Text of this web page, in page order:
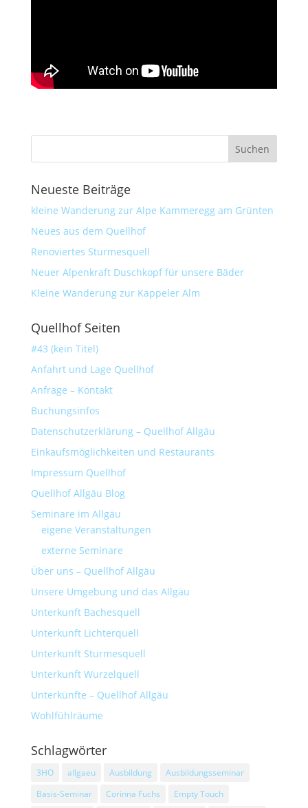
Neueste Beiträge
kleine Wanderung zur Alpe Kammeregg am Grünten
Neues aus dem Quellhof
Renoviertes Sturmesquell
Neuer Alpenkraft Duschkopf für unsere Bäder
Kleine Wanderung zur Kappeler Alm
Quellhof Seiten
#43 (kein Titel)
Anfahrt und Lage Quellhof
Anfrage – Kontakt
Buchungsinfos
Datenschutzerklärung – Quellhof Allgäu
Einkaufsmöglichkeiten und Restaurants
Impressum Quellhof
Quellhof Allgäu Blog
Seminare im Allgäu
eigene Veranstaltungen
externe Seminare
Über uns – Quellhof Allgäu
Unsere Umgebung und das Allgäu
Unterkunft Bachesquell
Unterkunft Lichterquell
Unterkunft Sturmesquell
Unterkunft Wurzelquell
Unterkünfte – Quellhof Allgäu
Wohlfühlräume
Schlagwörter
3HO allgaeu Ausbildung
Ausbildungsseminar
Basis-Seminar
Corinna Fuchs
Empty Touch